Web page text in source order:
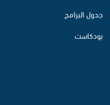
جدول البرامج
بودكاست